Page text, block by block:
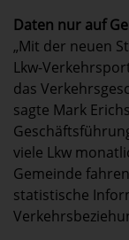
Daten nur auf
„Mit der neuen
Lkw-
das
sagte Mark
viele Lkw
Gemeinde
statistische